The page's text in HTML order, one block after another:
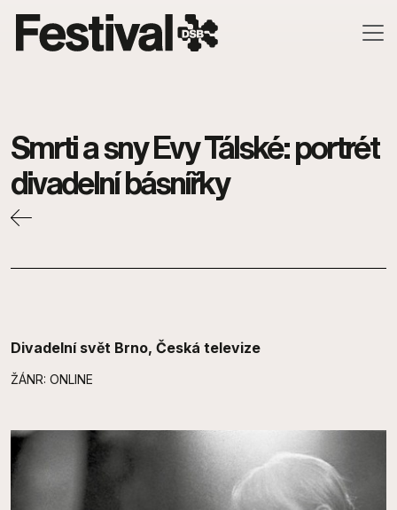
Smrti a sny Evy Tálské: portrét
divadelní básnířky
Divadelní svět Brno, Česká televize
ŽÁNR: ONLINE